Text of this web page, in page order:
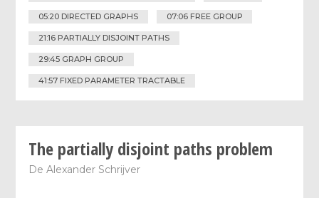
05:20 DIRECTED GRAPHS 07:06 FREE GROUP
21:16 PARTIALLY DISJOINT PATHS
29:45 GRAPH GROUP
41:57 FIXED PARAMETER TRACTABLE
The partially disjoint paths problem
DeAlexander Schrijver